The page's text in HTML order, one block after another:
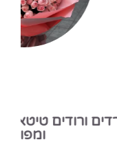
ענקי